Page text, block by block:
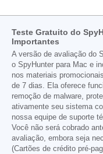
Teste Gratuito do
Importantes
A versão de avaliação do
o SpyHunter para Mac e
nos materiais
de 7 dias. Ela oferece
remoção de malware,
ativamente seu sistema
nossa equipe de suporte
Você não será cobrado
avaliação, embora seja
(Cartões de crédito pré-